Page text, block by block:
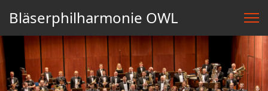
Bläserphilharmonie OWL